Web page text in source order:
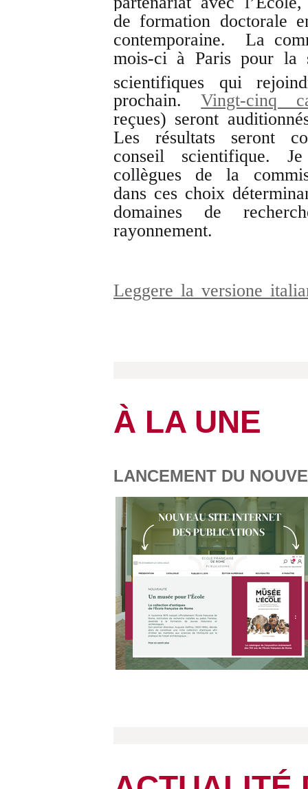
de formation doctorale
contemporaine. La
mois-ci à Paris pour la
scientifiques qui
prochain.Vingt-cinq
reçues) seront
Les résultats seront
conseil scientifique.
collègues de la
dans ces choix
domaines de
rayonnement.
Leggere la versione
À LA UNE
LANCEMENT DU